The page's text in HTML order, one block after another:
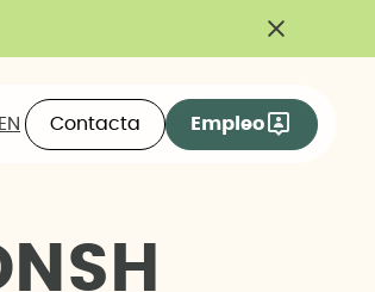
EN Contacta Empleo
N S H